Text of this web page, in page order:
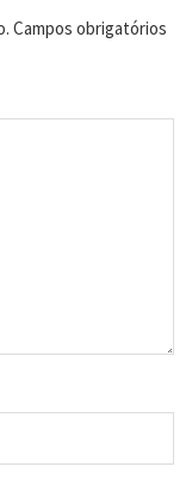
Campos obrigatórios